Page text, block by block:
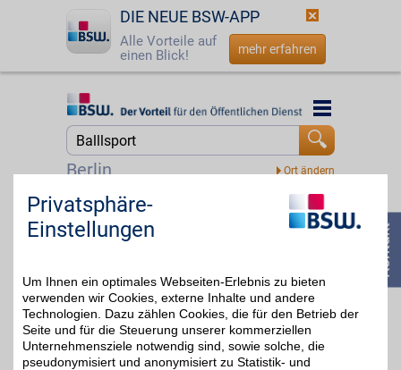
DIE NEUE BSW-APP
Alle Vorteile auf
einen Blick!
mehr erfahren
Startseite
Jetzt BSW-Mitglied werden
☎ 0800 - 279 25 82
Berlin
Startseite
Suche
SPORT Bittl
Freizeitangebot bietet für
viele Sportarten das
passende Equipment.
Lassen Sie sich bestens
beraten und sparen Sie
mit BSW-Vorteil.
Privatsphäre-
Einstellungen
Um Ihnen ein optimales Webseiten-Erlebnis zu bieten
verwenden wir Cookies, externe Inhalte und andere
Technologien. Dazu zählen Cookies, die für den Betrieb der
Seite und für die Steuerung unserer kommerziellen
Unternehmensziele notwendig sind, sowie solche, die
pseudonymisiert und anonymisiert zu Statistik- und